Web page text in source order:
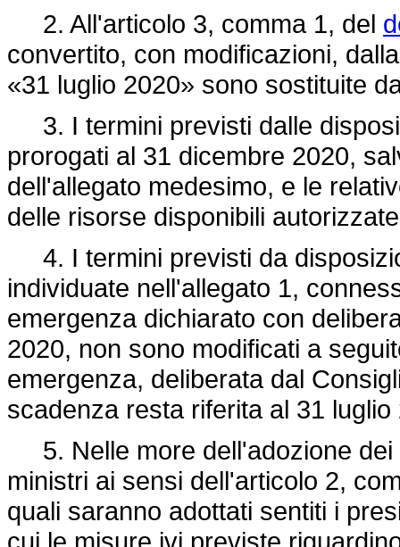
2. All'articolo 3, comma 1, del
convertito, con modificazioni,
«31 luglio 2020» sono sostituite
3. I termini previsti dalle
prorogati al 31 dicembre 2020,
dell'allegato medesimo, e le
delle risorse disponibili
4. I termini previsti da
individuate nell'allegato 1,
emergenza dichiarato con
2020, non sono modificati a
emergenza, deliberata dal
scadenza resta riferita al 31 luglio
5. Nelle more dell'adozione dei
ministri ai sensi dell'articolo 2,
quali saranno adottati sentiti i